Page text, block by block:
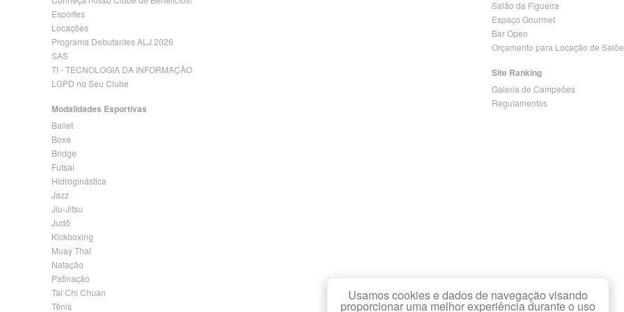
Esportes
Locações
Programa Debutantes ALJ 2026
SAS
TI - TECNOLOGIA DA INFORMAÇÃO
LGPD no Seu Clube
Modalidades Esportivas
Ballet
Boxe
Bridge
Futsal
Hidroginástica
Jazz
Jiu-Jitsu
Judô
Kickboxing
Muay Thai
Natação
Patinação
Tai Chi Chuan
Tênis
Salão da Figueira
Espaço Gourmet
Bar Open
Orçamento para Locação de
Site Ranking
Galeria de Campeões
Regulamentos
Usamos cookies e dados de navegação visando
proporcionar uma melhor experiência durante o uso